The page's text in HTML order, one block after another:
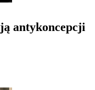
antykoncepcji